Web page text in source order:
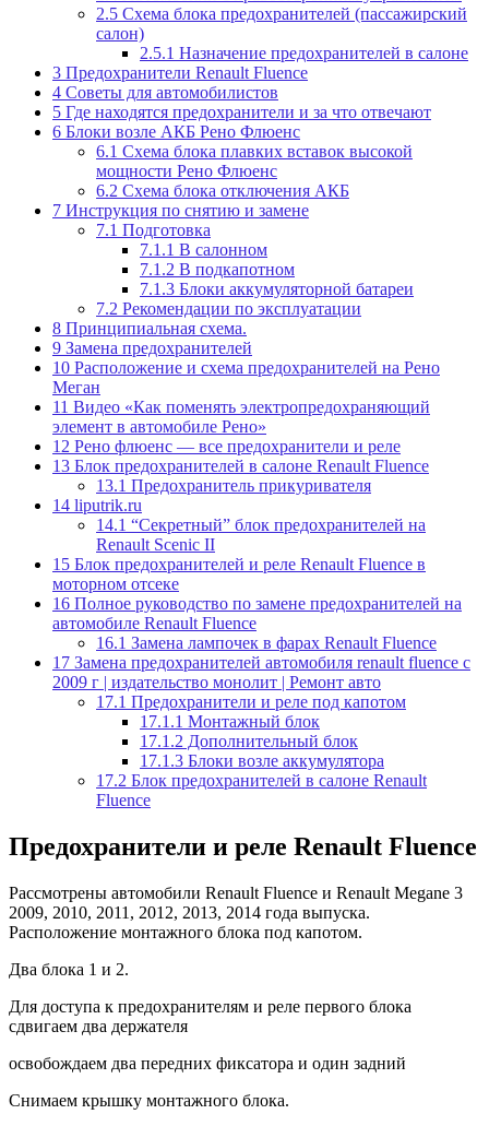
2.5 Схема блока предохранителей (пассажирский
салон)
2.5.1 Назначение предохранителей в салоне
3 Предохранители Renault Fluence
4 Советы для автомобилистов
5 Где находятся предохранители и за что отвечают
6 Блоки возле АКБ Рено Флюенс
6.1 Схема блока плавких вставок высокой
мощности Рено Флюенс
6.2 Схема блока отключения АКБ
7 Инструкция по снятию и замене
7.1 Подготовка
7.1.1 В салонном
7.1.2 В подкапотном
7.1.3 Блоки аккумуляторной батареи
7.2 Рекомендации по эксплуатации
8 Принципиальная схема.
9 Замена предохранителей
10 Расположение и схема предохранителей на Рено
Меган
11 Видео «Как поменять электропредохраняющий
элемент в автомобиле Рено»
12 Рено флюенс — все предохранители и реле
13 Блок предохранителей в салоне Renault Fluence
13.1 Предохранитель прикуривателя
14 liputrik.ru
14.1 “Секретный” блок предохранителей на
Renault Scenic II
15 Блок предохранителей и реле Renault Fluence в
моторном отсеке
16 Полное руководство по замене предохранителей на
автомобиле Renault Fluence
16.1 Замена лампочек в фарах Renault Fluence
17 Замена предохранителей автомобиля renault fluence с
2009 г | издательство монолит | Ремонт авто
17.1 Предохранители и реле под капотом
17.1.1 Монтажный блок
17.1.2 Дополнительный блок
17.1.3 Блоки возле аккумулятора
17.2 Блок предохранителей в салоне Renault
Fluence
Предохранители и реле Renault Fluence
Рассмотрены автомобили Renault Fluence и Renault Megane 3
2009, 2010, 2011, 2012, 2013, 2014 года выпуска.
Расположение монтажного блока под капотом.
Два блока 1 и 2.
Для доступа к предохранителям и реле первого блока
сдвигаем два держателя
освобождаем два передних фиксатора и один задний
Снимаем крышку монтажного блока.